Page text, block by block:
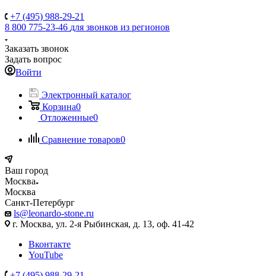
+7 (495) 988-29-21
8 800 775-23-46 для звонков из регионов
Заказать звонок
Задать вопрос
Войти
Электронный каталог
Корзина0
Отложенные0
Сравнение товаров0
Ваш город
Москва
Москва
Санкт-Петербург
ls@leonardo-stone.ru
г. Москва, ул. 2-я Рыбинская, д. 13, оф. 41-42
Вконтакте
YouTube